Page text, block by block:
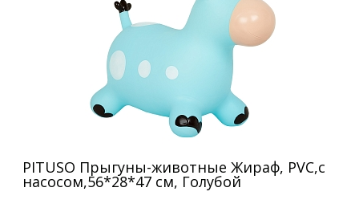
PITUSO Прыгуны-животные Жираф, PVC,с
насосом,56*28*47 см, Голубой